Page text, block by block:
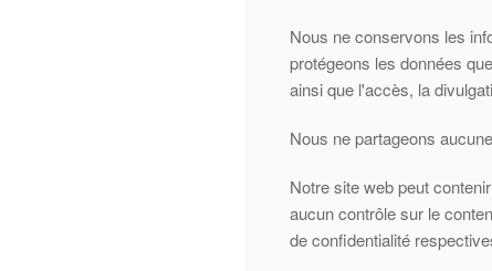
Nous ne conservons les
protégeons les données
ainsi que l'accès, la
Nous ne partageons
Notre site web peut
aucun contrôle sur le
de confidentialité